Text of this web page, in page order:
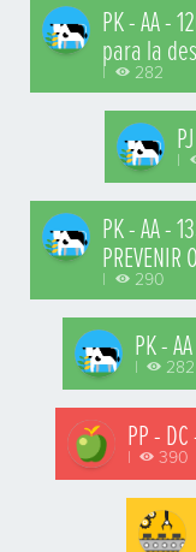
PK - AA -
para la
| 282
|
PK - AA -
PREVENIR
| 290
PK -
| 282
PP -
| 390